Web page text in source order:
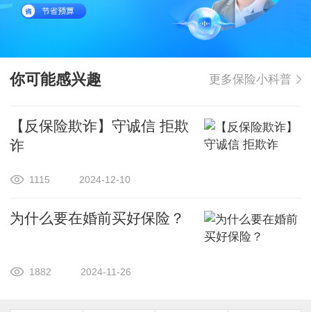
你可能感兴趣 更多保险小科普
【反保险欺诈】守诚信 拒欺
诈
1115 2024-12-10
为什么要在婚前买好保险？
1882 2024-11-26